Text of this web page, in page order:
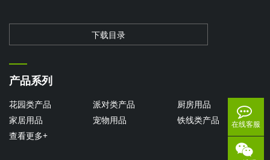
下载目录
产品系列
花园类产品 派对类产品
厨房用品
家居用品
宠物用品
铁线类产品
查看更多+
在线客服